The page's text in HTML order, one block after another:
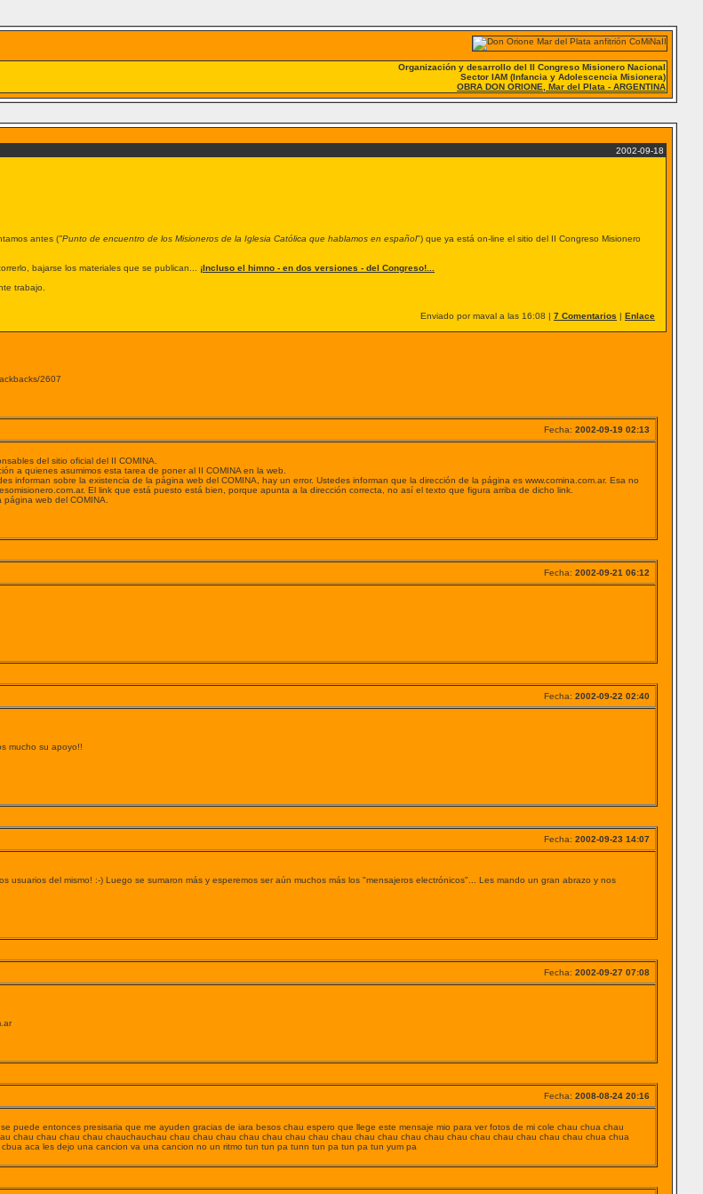
Organización y desarrollo del II Congreso Misionero Nacional
Sector IAM (Infancia y Adolescencia Misionera)
OBRA DON ORIONE, Mar del Plata - ARGENTINA
2002-09-18
antes ("Punto de encuentro de los Misioneros de la Iglesia Católica que hablamos en español") que ya está on-line el sitio del II Congreso Misionero
bajarse los materiales que se publican... ¡Incluso el himno - en dos versiones - del Congreso!...
trabajo.
Enviado por maval a las 16:08 | 7 Comentarios | Enlace
2607
Fecha: 2002-09-19 02:13
del sitio oficial del II COMINA.
a quienes asumimos esta tarea de poner al II COMINA en la web.
informan sobre la existencia de la página web del COMINA, hay un error. Ustedes informan que la dirección de la página es www.comina.com.ar. Esa no
El link que está puesto está bien, porque apunta a la dirección correcta, no así el texto que figura arriba de dicho link.
web del COMINA.
Fecha: 2002-09-21 06:12
Fecha: 2002-09-22 02:40
mucho su apoyo!!
Fecha: 2002-09-23 14:07
usuarios del mismo! :-) Luego se sumaron más y esperemos ser aún muchos más los "mensajeros electrónicos"... Les mando un gran abrazo y nos
Fecha: 2002-09-27 07:08
Fecha: 2008-08-24 20:16
puede entonces presisaria que me ayuden gracias de iara besos chau espero que llege este mensaje mio para ver fotos de mi cole chau chua chau
chau chau chau chau chauchauchau chau chau chau chau chau chau chau chau chau chau chau chau chau chau chau chau chau chau chua chua
aca les dejo una cancion va una cancion no un ritmo tun tun pa tunn tun pa tun pa tun yum pa